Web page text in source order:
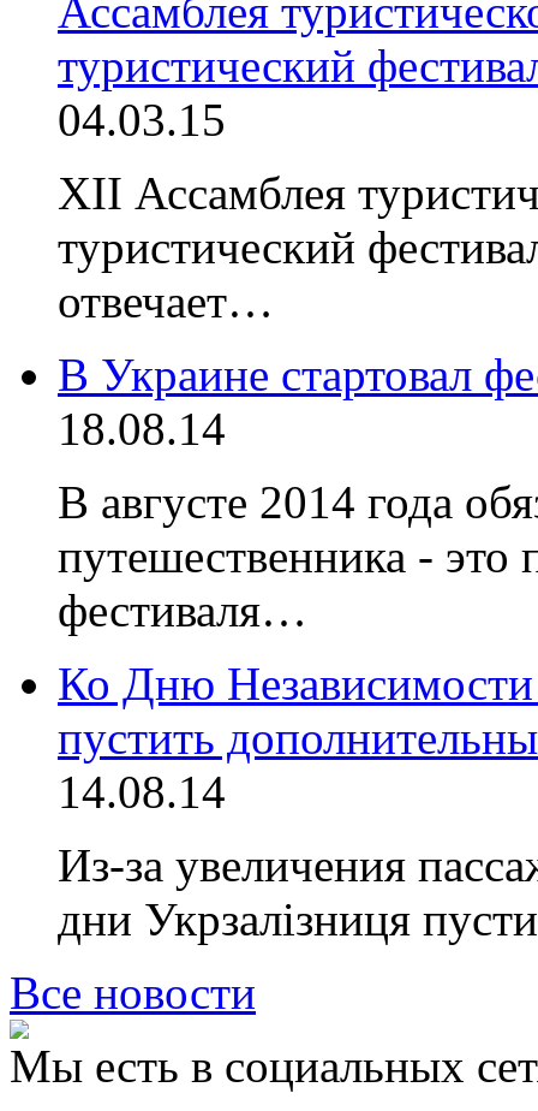
Ассамблея
туристический
04.03.15
XII Ассамблея
туристический
отвечает…
В Украине стартовал
18.08.14
В августе 2014 года
путешественника - это
фестиваля…
Ко Дню Независимости
пустить
14.08.14
Из-за увеличения
дни Укрзалiзниця
Все новости
Мы есть в социальных